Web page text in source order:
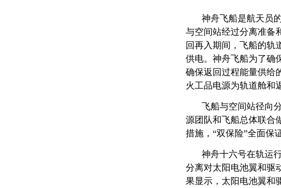
神舟飞船是航天员
与空间站经过分离准备
回再入期间，飞船的轨
供电。神舟飞船为了确
确保返回过程能量供给
火工品电源为轨道舱和
飞船与空间站径向
源团队和飞船总体联合
措施，“双保险”全面保
神舟十六号在轨运
分离对太阳电池翼和驱
果显示，太阳电池翼和